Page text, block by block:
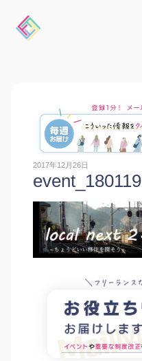
2017年12月26日
event_180119